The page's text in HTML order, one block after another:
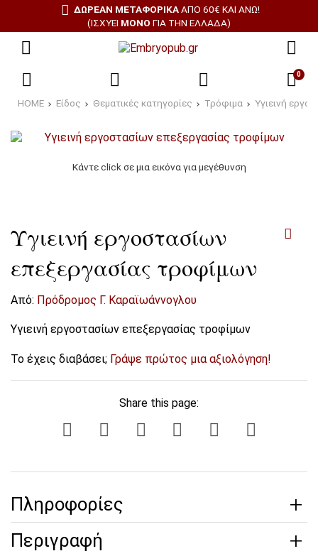
ΔΩΡΕΑΝ ΜΕΤΑΦΟΡΙΚΑΑΠΌ 60€ ΚΑΙ ΆΝΩ!
(ΙΣΧΎΕΙ ΜΌΝΟ ΓΙΑ ΤΗΝ ΕΛΛΆΔΑ)
0
HOME Είδος Θεματικές κατηγορίες Τρόφιμα Υγιεινή
Κάντε click σε μια εικόνα για μεγέθυνση
Υγιεινή εργοστασίων
επεξεργασίας τροφίμων
Από: Πρόδρομος Γ. Καραϊωάννογλου
Υγιεινή εργοστασίων επεξεργασίας τροφίμων
Το έχεις διαβάσει; Γράψε πρώτος μια αξιολόγηση!
Share this page:
Πληροφορίες
Περιγραφή